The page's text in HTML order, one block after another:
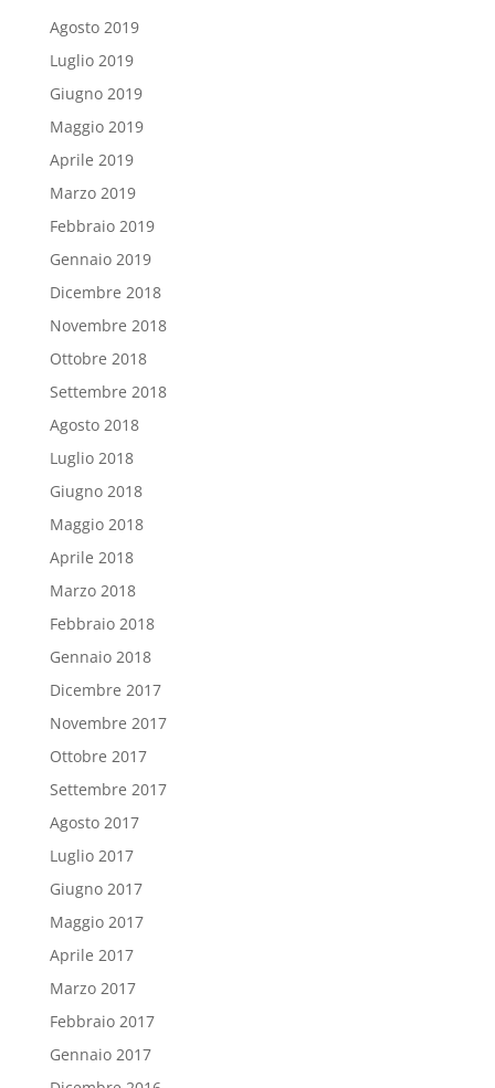
Agosto 2019
Luglio 2019
Giugno 2019
Maggio 2019
Aprile 2019
Marzo 2019
Febbraio 2019
Gennaio 2019
Dicembre 2018
Novembre 2018
Ottobre 2018
Settembre 2018
Agosto 2018
Luglio 2018
Giugno 2018
Maggio 2018
Aprile 2018
Marzo 2018
Febbraio 2018
Gennaio 2018
Dicembre 2017
Novembre 2017
Ottobre 2017
Settembre 2017
Agosto 2017
Luglio 2017
Giugno 2017
Maggio 2017
Aprile 2017
Marzo 2017
Febbraio 2017
Gennaio 2017